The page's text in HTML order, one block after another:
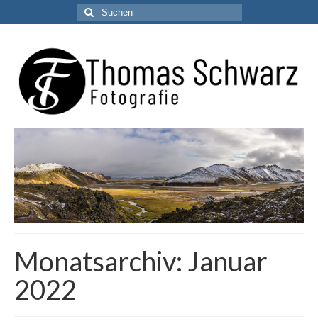
Suchen
nach:
Monatsarchiv: Januar
2022